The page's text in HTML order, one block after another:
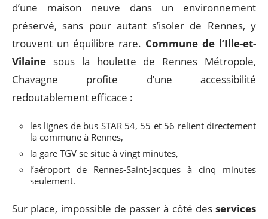
d’une maison neuve dans un environnement
préservé, sans pour autant s’isoler de Rennes, y
trouvent un équilibre rare. Commune de l’Ille-et-
Vilaine sous la houlette de Rennes Métropole,
Chavagne profite d’une accessibilité
redoutablement efficace :
les lignes de bus STAR 54, 55 et 56 relient directement
la commune à Rennes,
la gare TGV se situe à vingt minutes,
l’aéroport de Rennes-Saint-Jacques à cinq minutes
seulement.
Sur place, impossible de passer à côté des services